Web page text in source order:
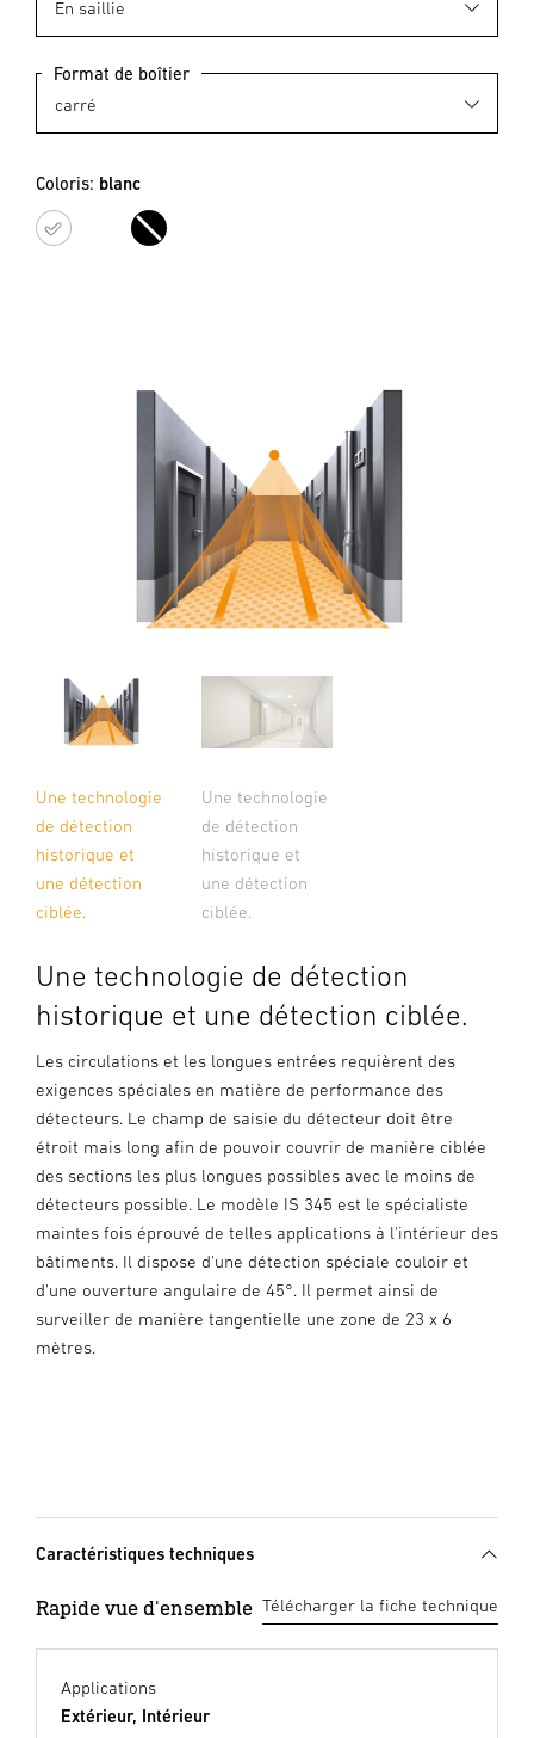
Format de boîtier
Coloris: blanc
blanc noir
Une technologie
de détection
historique et
une détection
ciblée.
Une technologie
de détection
historique et
une détection
ciblée.
Une technologie de détection
historique et une détection ciblée.
Les circulations et les longues entrées requièrent des
exigences spéciales en matière de performance des
détecteurs. Le champ de saisie du détecteur doit être
étroit mais long afin de pouvoir couvrir de manière ciblée
des sections les plus longues possibles avec le moins de
détecteurs possible. Le modèle IS 345 est le spécialiste
maintes fois éprouvé de telles applications à l'intérieur des
bâtiments. Il dispose d'une détection spéciale couloir et
d'une ouverture angulaire de 45°. Il permet ainsi de
surveiller de manière tangentielle une zone de 23 x 6
mètres.
Caractéristiques techniques
Rapide vue d'ensemble Télécharger la fiche technique
Applications
Extérieur, Intérieur